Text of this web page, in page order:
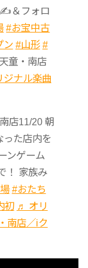
✍ ＆フォロ
#お宝中古
ン #山形 #
童・南店
ナル楽曲
店11/20 朝
った店内を
ンゲーム
！ 家族み
#おたち
初 ♬ オリ
南店／iク